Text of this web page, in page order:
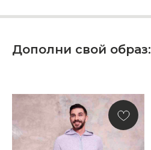
Дополни свой образ:
Новинки, акции, подарки
и модный журнал — всё это
в нашем телеграмм канале: